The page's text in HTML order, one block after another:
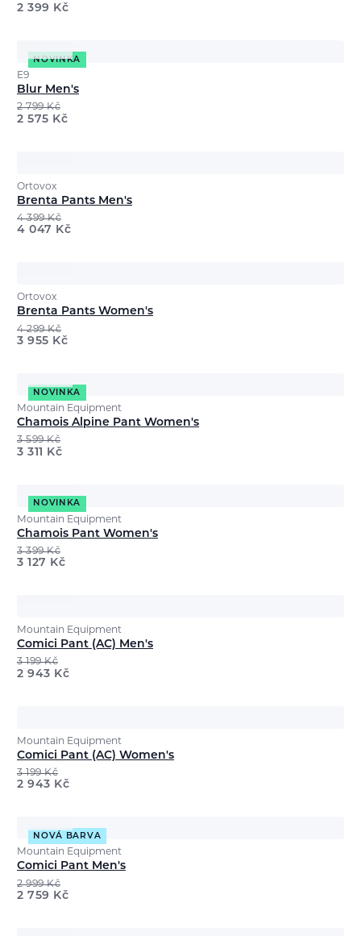
2 399 Kč
NOVINKA
E9
Blur Men's
2 799Kč
2 575 Kč
Ortovox
Brenta Pants Men's
4 399Kč
4 047 Kč
Ortovox
Brenta Pants Women's
4 299Kč
3 955 Kč
NOVINKA
Mountain Equipment
Chamois Alpine Pant Women's
3 599Kč
3 311 Kč
NOVINKA
Mountain Equipment
Chamois Pant Women's
3 399Kč
3 127 Kč
Mountain Equipment
Comici Pant (AC) Men's
3 199Kč
2 943 Kč
Mountain Equipment
Comici Pant (AC) Women's
3 199Kč
2 943 Kč
NOVÁ BARVA
Mountain Equipment
Comici Pant Men's
2 999Kč
2 759 Kč